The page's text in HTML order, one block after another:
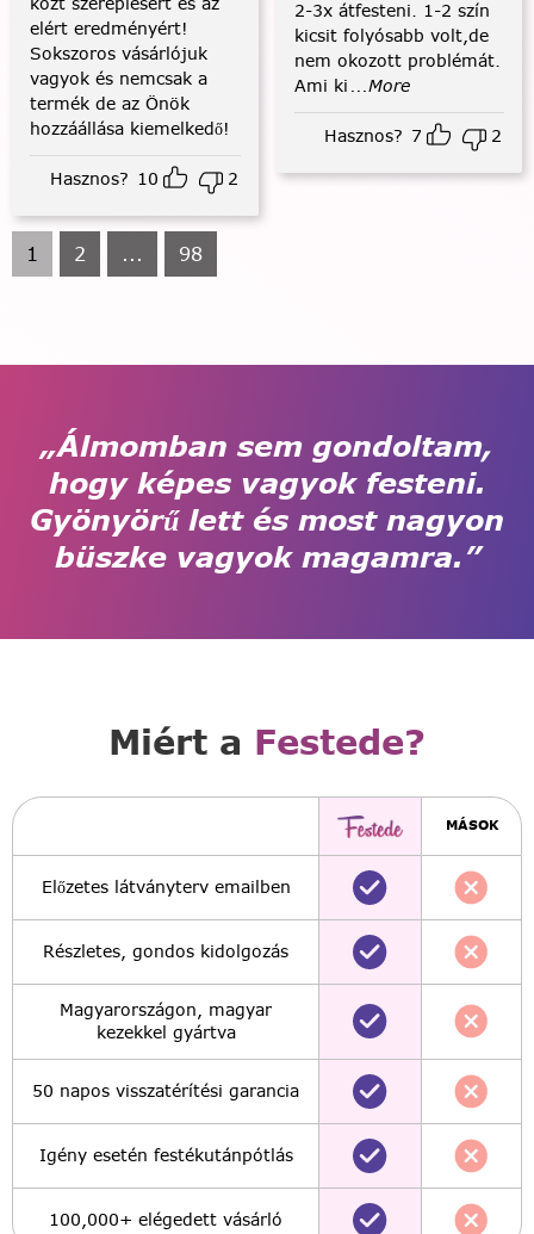
elért eredményért!
Sokszoros vásárlójuk
vagyok és nemcsak a
termék de az Önök
hozzáállása kiemelkedő!
Hasznos? 10 2
2-3x átfesteni. 1-2 szín
kicsit folyósabb volt,de
nem okozott problémát.
Ami ki ...More
Hasznos? 7 2
1 2 ... 98
„Álmomban sem gondoltam,
hogy képes vagyok festeni.
Gyönyörű lett és most nagyon
büszke vagyok magamra.”
Miért a Festede?
MÁSOK
Előzetes látványterv emailben
Részletes, gondos kidolgozás
Magyarországon, magyar
kezekkel gyártva
50 napos visszatérítési garancia
Igény esetén festékutánpótlás
100,000+ elégedett vásárló